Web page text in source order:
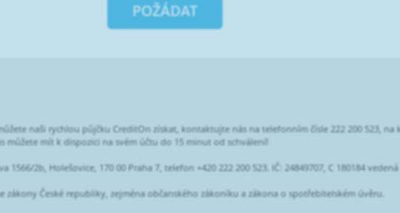
POŽÁDAT
naši rychlou půjčku CreditOn získat, kontaktujte nás na telefonním čísle 222 200 523,
můžete mít k dispozici na svém účtu do 15 minut od schválení!
1566/2b, Holešovice, 170 00 Praha 7, telefon +420 222 200 523. IČ: 24849707, C 180184
zákony České republiky, zejména občanského zákoníku a zákona o spotřebitelském úvěru.